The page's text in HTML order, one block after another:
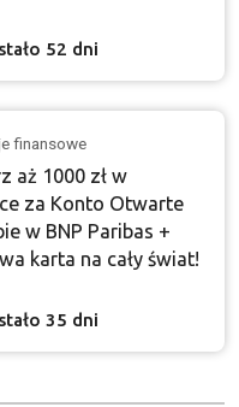
52 dni
finansowe
aż 1000 zł w
za Konto Otwarte
w BNP Paribas +
karta na cały świat!
35 dni